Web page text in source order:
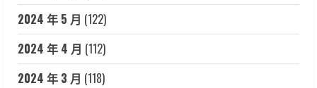
2024 年 5 月 (122)
2024 年 4 月 (112)
2024 年 3 月 (118)